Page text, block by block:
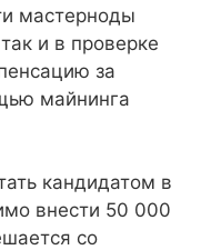
мастерноды
и в проверке
за
майнинга
кандидатом в
внести 50 000
со